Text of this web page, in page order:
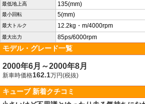
最低地上高 135(mm)
最小回転 5(mm)
最大トルク 12.2kg・m/4000rpm
最大出力 85ps/6000rpm
モデル・グレード一覧
2000年6月～2000年8月
新車時価格162.1万円(税抜)
キューブ 新着クチコミ